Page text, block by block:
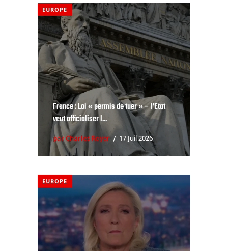
EUROPE
France : Loi « permis de tuer » – l’Etat
veut officialiser l...
par Charles Royer 17 Juil 2026
EUROPE